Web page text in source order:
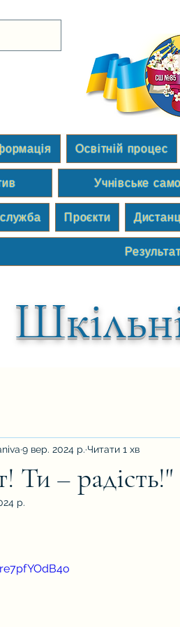
Освітній процес
Учнівське
Проєкти
Ти – радість!"
9 вер. 2024 р. Читати 1 хв
р.
зірок.